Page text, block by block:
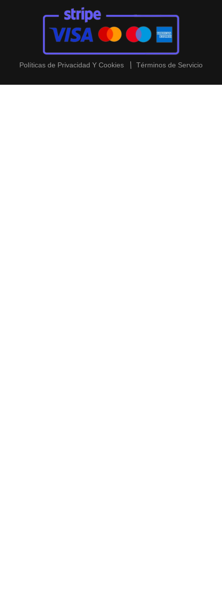
Políticas de Privacidad Y Cookies Términos de Servicio